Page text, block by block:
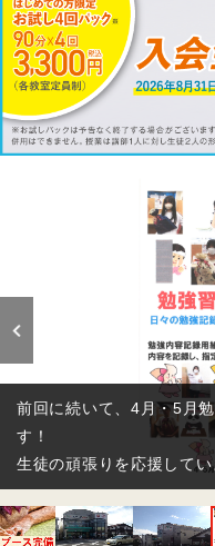
定期テストや学校成績で
学校成績オール５なんて
前回29点→今回70点で過
入塾仕立ては、みんな中
辛抱強く積み重ねるともの